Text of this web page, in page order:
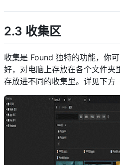
descript
2.3 收集区
收集是 Found 独特的功能，你
好，对电脑上存放在各个文件夹
存放进不同的收集里。详见下方